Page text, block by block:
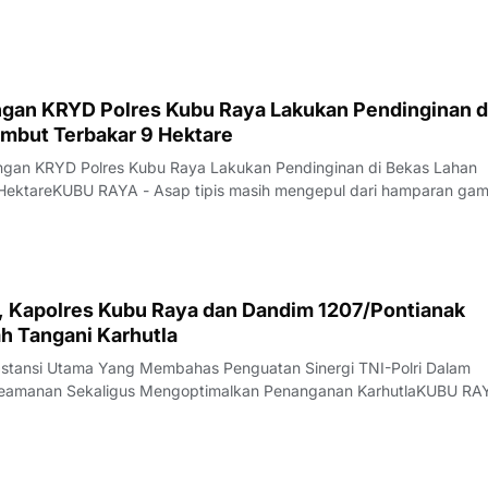
(BMKG) yang diakses sekitar pukul 07.00 WIB, konsentrasi
KRYD Polres Kubu Raya Lakukan Pendinginan
Terbakar 9 Hektare
KRYD Polres Kubu Raya Lakukan Pendinginan di Bekas Lahan
RAYA - Asap tipis masih mengepul dari hamparan
Rasau Jaya, Desa Kuala Dua, Kecamatan Sungai Raya, Kamis
Kubu Raya dan Dandim 1207/Pontianak
Tangani Karhutla
Utama Yang Membahas Penguatan Sinergi TNI-Polri Dalam
Sekaligus Mengoptimalkan Penanganan KarhutlaKUBU
lahan (karhutla) masih menjadi pekerjaan besar di Kabupaten